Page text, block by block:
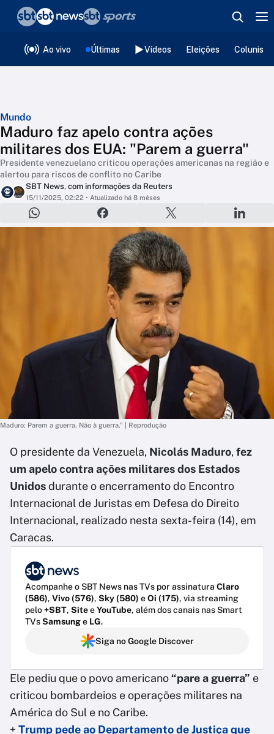
Ao vivo Últimas Vídeos Eleições
Mundo
Maduro faz apelo contra ações
militares dos EUA: "Parem a guerra"
Presidente venezuelano criticou operações americanas na região e
alertou para riscos de conflito no Caribe
SBT News, com informações da Reuters
15/11/2025, 02:22 • Atualizado há 8 mêses
Maduro: Parem a guerra. Não à guerra.” | Reprodução
O presidente da Venezuela, Nicolás Maduro, fez
um apelo contra ações militares dos Estados
Unidosdurante o encerramento do Encontro
Internacional de Juristas em Defesa do Direito
Internacional, realizado nesta sexta-feira (14), em
Caracas.
Acompanhe o SBT News nas TVs por assinatura Claro
(586), Vivo (576), Sky (580) eOi (175), via streaming
pelo+SBT, SiteeYouTube, além dos canais nas Smart
TVsSamsunge LG.
Siga no Google Discover
Ele pediu que o povo americano“pare a guerra” e
criticou bombardeios e operações militares na
América do Sul e no Caribe.
+ Trump pede ao Departamento de Justiça que
❮voltar
Editorias